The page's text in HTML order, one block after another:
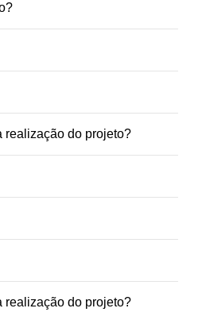
realização do projeto?
realização do projeto?